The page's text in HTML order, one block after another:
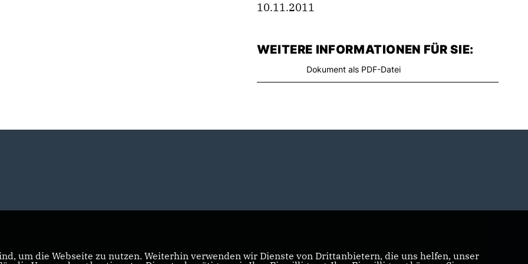
10.11.2011
WEITERE INFORMATIONEN FÜR SIE:
Dokument als PDF-Datei
um die Webseite zu nutzen. Weiterhin verwenden wir Dienste von Drittanbietern, die uns helfen, unser